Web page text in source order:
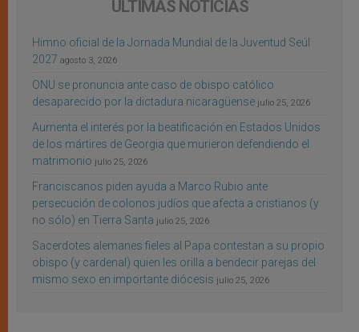
ÚLTIMAS NOTICIAS
Himno oficial de la Jornada Mundial de la Juventud Seúl
2027 agosto 3, 2026
ONU se pronuncia ante caso de obispo católico
desaparecido por la dictadura nicaragüense julio 25, 2026
Aumenta el interés por la beatificación en Estados Unidos
de los mártires de Georgia que murieron defendiendo el
matrimonio julio 25, 2026
Franciscanos piden ayuda a Marco Rubio ante
persecución de colonos judíos que afecta a cristianos (y
no sólo) en Tierra Santa julio 25, 2026
Sacerdotes alemanes fieles al Papa contestan a su propio
obispo (y cardenal) quien les orilla a bendecir parejas del
mismo sexo en importante diócesis julio 25, 2026